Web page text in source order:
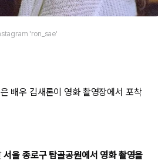
'ron_sae'
배우 김새론이 영화 촬영장에서 포착
서울 종로구 탑골공원에서 영화 촬영을